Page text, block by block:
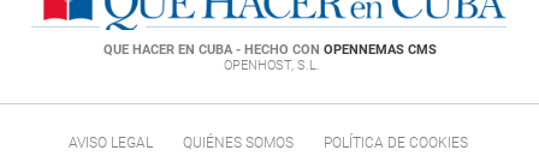
QUE HACER EN CUBA - HECHO CON OPENNEMAS CMS
OPENHOST, S.L.
AVISO LEGAL QUIÉNES SOMOS POLÍTICA DE COOKIES